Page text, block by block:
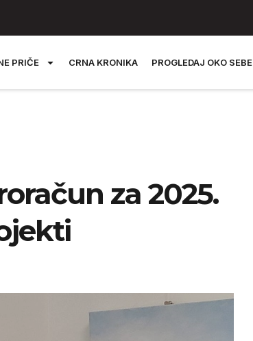
PRIČE CRNA KRONIKA PROGLEDAJ OKO SEBE
za 2025.